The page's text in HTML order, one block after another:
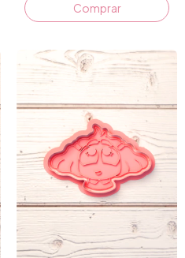
Comprar